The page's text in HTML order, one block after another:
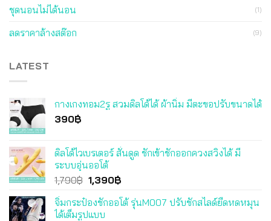
ชุดนอนไม่ได้นอน (1)
ลดราคาล้างสต๊อก (9)
LATEST
กางเกงทอม2รู สวมดิลโด้ได้ ผ้านิ่ม มีตะขอปรับขนาดได้
390฿
ดิลโด้ไวเบรเตอร์ สั่นดูด ชักเข้าชักออกควงสวิงได้ มี
ระบบอุ่นออโต้
1,790฿ Original
was:
1,790฿.
1,390฿Current
is:
จิ๋มกระป๋องชักออโต้ รุ่นM007 ปรับชักสไลด์ยืดหดหมุน
ได้เต็มรูปแบบ